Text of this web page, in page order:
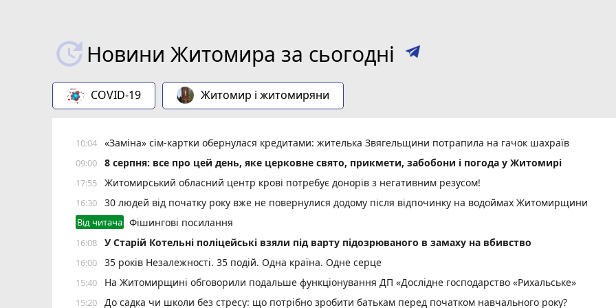
Новини Житомира за сьогодні
COVID-19 Житомир і житомиряни
10:04 «Заміна» сім-картки обернулася кредитами: жителька Звягельщини потрапила на гачок шахраїв
09:00 8 серпня: все про цей день, яке церковне свято, прикмети, забобони і погода у Житомирі
17:55 Житомирський обласний центр крові потребує донорів з негативним резусом!
16:30 30 людей від початку року вже не повернулися додому після відпочинку на водоймах Житомирщини
Від читача Фішингові посилання
16:08 У Старій Котельні поліцейські взяли під варту підозрюваного в замаху на вбивство
16:00 35 років Незалежності. 35 подій. Одна країна. Одне серце
15:40 На Житомирщині обговорили подальше функціонування ДП «Дослідне господарство «Рихальське»
15:20 До садка чи школи без стресу: що потрібно зробити батькам перед початком навчального року?